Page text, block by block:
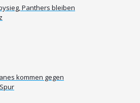
Panthers bleiben
kommen gegen